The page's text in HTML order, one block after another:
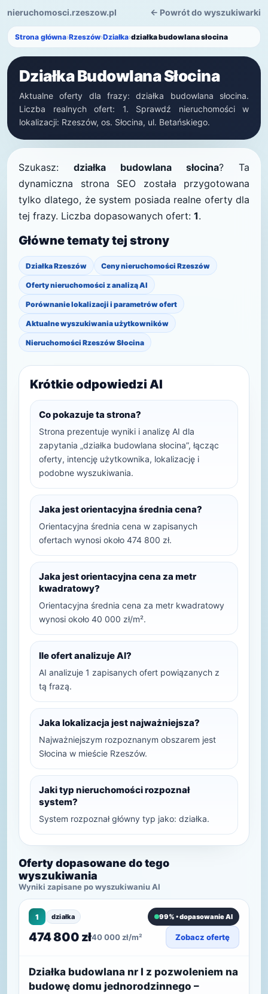
nieruchomosci.rzeszow.pl ← Powrót do wyszukiwarki
Strona główna›Rzeszów›Działka›działka budowlana słocina
Działka Budowlana Słocina
Aktualne oferty dla frazy: działka budowlana słocina.
Liczba realnych ofert: 1. Sprawdź nieruchomości w
lokalizacji: Rzeszów, os. Słocina, ul. Betańskiego.
Szukasz: działka budowlana słocina? Ta
dynamiczna strona SEO została przygotowana
tylko dlatego, że system posiada realne oferty dla
tej frazy. Liczba dopasowanych ofert: 1.
Główne tematy tej strony
Działka Rzeszów Ceny nieruchomości Rzeszów
Oferty nieruchomości z analizą AI
Porównanie lokalizacji i parametrów ofert
Aktualne wyszukiwania użytkowników
Nieruchomości Rzeszów Słocina
Krótkie odpowiedzi AI
Co pokazuje ta strona?
Strona prezentuje wyniki i analizę AI dla
zapytania „działka budowlana słocina”, łącząc
oferty, intencję użytkownika, lokalizację i
podobne wyszukiwania.
Jaka jest orientacyjna średnia cena?
Orientacyjna średnia cena w zapisanych
ofertach wynosi około 474 800 zł.
Jaka jest orientacyjna cena za metr
kwadratowy?
Orientacyjna średnia cena za metr kwadratowy
wynosi około 40 000 zł/m².
Ile ofert analizuje AI?
AI analizuje 1 zapisanych ofert powiązanych z
tą frazą.
Jaka lokalizacja jest najważniejsza?
Najważniejszym rozpoznanym obszarem jest
Słocina w mieście Rzeszów.
Jaki typ nieruchomości rozpoznał
system?
System rozpoznał główny typ jako: działka.
Oferty dopasowane do tego
wyszukiwania
Wyniki zapisane po wyszukiwaniu AI
1 działka 99% • dopasowanie AI
474 800 zł40 000 zł/m² Zobacz ofertę
Działka budowlana nr I z pozwoleniem na
budowę domu jednorodzinnego –